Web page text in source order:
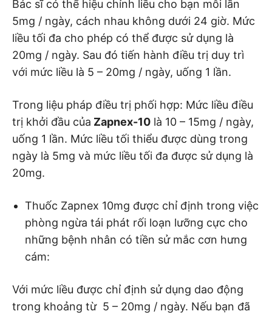
Bác sĩ có thể hiệu chỉnh liều cho bạn mỗi lần
5mg / ngày, cách nhau không dưới 24 giờ. Mức
liều tối đa cho phép có thể được sử dụng là
20mg / ngày. Sau đó tiến hành điều trị duy trì
với mức liều là 5 – 20mg / ngày, uống 1 lần.
Trong liệu pháp điều trị phối hợp: Mức liều điều
trị khởi đầu của Zapnex-10 là 10 – 15mg / ngày,
uống 1 lần. Mức liều tối thiểu được dùng trong
ngày là 5mg và mức liều tối đa được sử dụng là
20mg.
Thuốc Zapnex 10mg được chỉ định trong việc
phòng ngừa tái phát rối loạn lưỡng cực cho
những bệnh nhân có tiền sử mắc cơn hưng
cám:
Với mức liều được chỉ định sử dụng dao động
trong khoảng từ 5 – 20mg / ngày. Nếu bạn đã